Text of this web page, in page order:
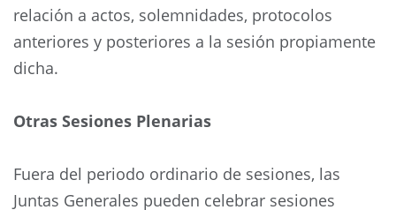
relación a actos, solemnidades, protocolos
anteriores y posteriores a la sesión propiamente
dicha.
Otras Sesiones Plenarias
Fuera del periodo ordinario de sesiones, las
Juntas Generales pueden celebrar sesiones